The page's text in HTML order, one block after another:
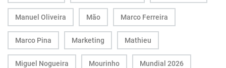
Manuel Oliveira Mão Marco Ferreira
Marco Pina Marketing Mathieu
Miguel Nogueira Mourinho Mundial 2026